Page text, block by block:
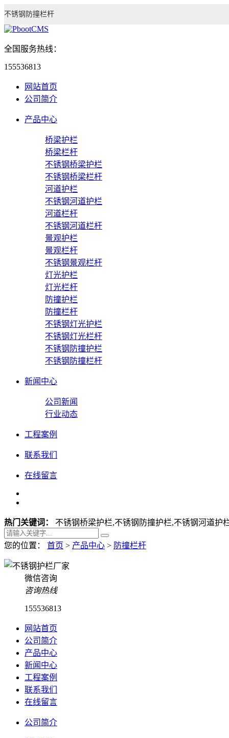
不锈钢防撞栏杆
全国服务热线：
155536813
网站首页
公司简介
产品中心
桥梁护栏
桥梁栏杆
不锈钢桥梁护栏
不锈钢桥梁栏杆
河道护栏
不锈钢河道护栏
河道栏杆
不锈钢河道栏杆
景观护栏
景观栏杆
不锈钢景观栏杆
灯光护栏
灯光栏杆
防撞护栏
防撞栏杆
不锈钢灯光护栏
不锈钢灯光栏杆
不锈钢防撞护栏
不锈钢防撞栏杆
新闻中心
公司新闻
行业动态
工程案例
联系我们
在线留言
热门关键词： 不锈钢桥梁护栏,不锈钢防撞护栏,不锈钢河道护
您的位置： 首页 > 产品中心 > 防撞栏杆
微信咨询
咨询热线
155536813
网站首页
公司简介
产品中心
新闻中心
工程案例
联系我们
在线留言
公司简介